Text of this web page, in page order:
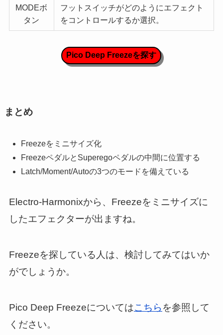
MODEボ
タン
フットスイッチがどのようにエフェクト
をコントロールするか選択。
Pico Deep Freezeを探す
まとめ
Freezeをミニサイズ化
FreezeペダルとSuperegoペダルの中間に位置する
Latch/Moment/Autoの3つのモードを備えている
Electro-Harmonixから、Freezeをミニサイズに
したエフェクターが出ますね。
Freezeを探している人は、検討してみてはいか
がでしょうか。
Pico Deep Freezeについてはこちら を参照して
ください。